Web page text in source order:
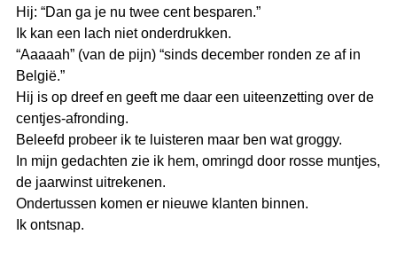
Hij: “Dan ga je nu twee cent besparen.”
Ik kan een lach niet onderdrukken.
“Aaaaah” (van de pijn) “sinds december ronden ze af in
België.”
Hij is op dreef en geeft me daar een uiteenzetting over de
centjes-afronding.
Beleefd probeer ik te luisteren maar ben wat groggy.
In mijn gedachten zie ik hem, omringd door rosse muntjes,
de jaarwinst uitrekenen.
Ondertussen komen er nieuwe klanten binnen.
Ik ontsnap.